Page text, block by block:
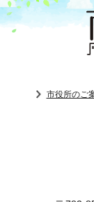
市役所のご